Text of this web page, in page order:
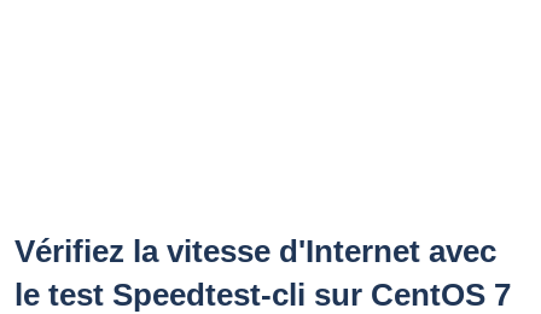
Vérifiez la vitesse d'Internet avec
le test Speedtest-cli sur CentOS 7